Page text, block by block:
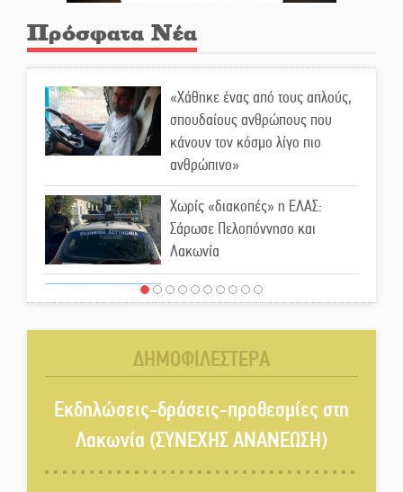
Πρόσφατα Νέα
«Χάθηκε ένας από τους απλούς,
σπουδαίους ανθρώπους που
κάνουν τον κόσμο λίγο πιο
ανθρώπινο»
Χωρίς «διακοπές» η ΕΛΑΣ:
Σάρωσε Πελοπόννησο και
Λακωνία
«Έφυγε» ένας γνήσιος Δάσκαλος
«Κλειστά» ανοιχτά προαύλια
στον Δ. Σπάρτης;
Δεκαπενταύγουστος στην
ΔΗΜΟΦΙΛΕΣΤΕΡΑ
Εκδηλώσεις-δράσεις-προθεσμίες στη
Λακωνία (ΣΥΝΕΧΗΣ ΑΝΑΝΕΩΣΗ)